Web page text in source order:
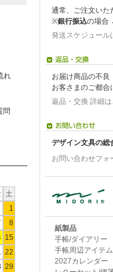
れ
問
土
1
8
15
22
29
通常、ご注文いた
※銀行振込の場合
発送スケジュール
お届け商品の不良
お客さまのご都合
返品・交換 詳細は
デザイン文具の
お問い合わせフォ
紙製品
手帳/ダイアリー
手帳周辺アイテム
2027カレンダー